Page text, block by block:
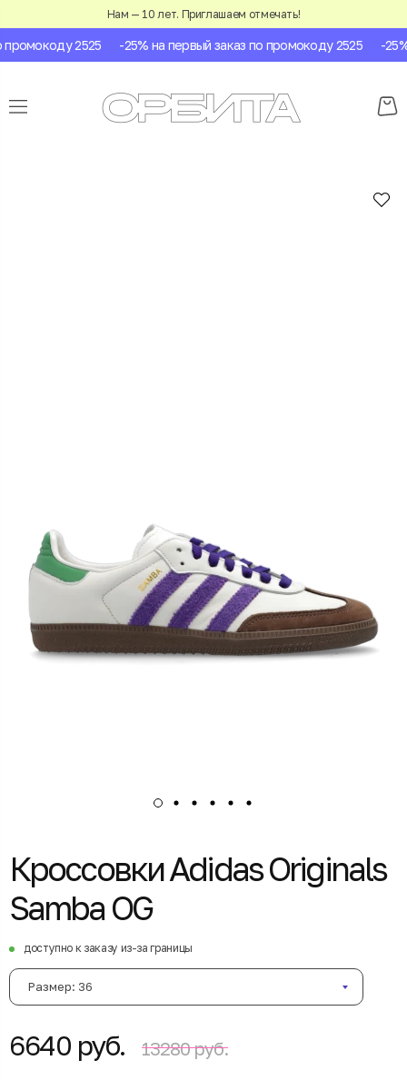
Нам — 10 лет. Приглашаем отмечать!
2525 -25% на первый заказ по промокоду 2525 -25%
Кроссовки Adidas Originals
Samba OG
доступно к заказу из-за границы
Размер: 36
6640 руб. 13280 руб.